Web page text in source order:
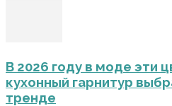
В 2026 году в моде эти
кухонный гарнитур
тренде